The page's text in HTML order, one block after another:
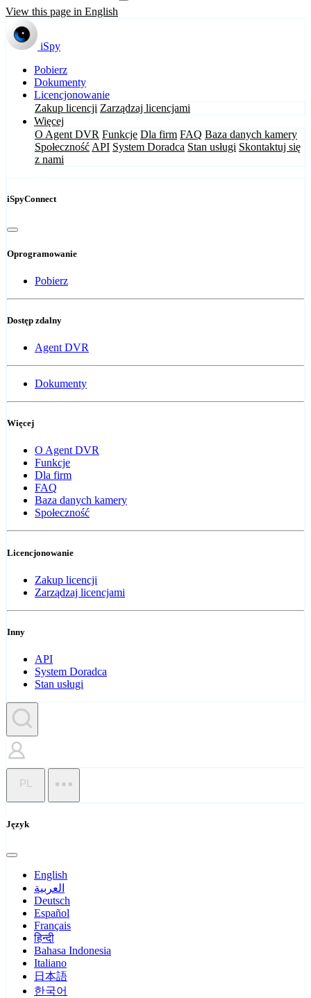
View this page in English
iSpy
Pobierz
Dokumenty
Licencjonowanie
Zakup licencji Zarządzaj licencjami
Więcej
O Agent DVR Funkcje Dla firm FAQ Baza danych kamery
Społeczność API System Doradca Stan usługi Skontaktuj się
z nami
iSpyConnect
Oprogramowanie
Pobierz
Dostęp zdalny
Agent DVR
Dokumenty
Więcej
O Agent DVR
Funkcje
Dla firm
FAQ
Baza danych kamery
Społeczność
Licencjonowanie
Zakup licencji
Zarządzaj licencjami
Inny
API
System Doradca
Stan usługi
PL
Język
English
العربية
Deutsch
Español
Français
हिन्दी
Bahasa Indonesia
Italiano
日本語
한국어